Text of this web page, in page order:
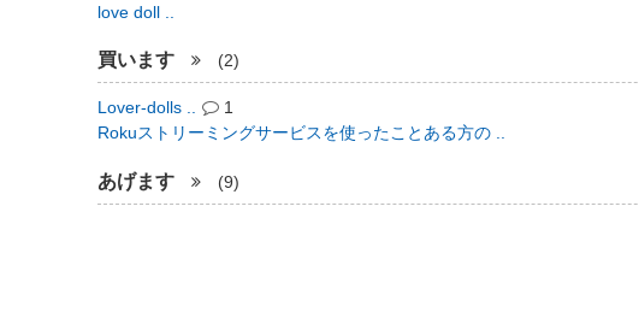
love doll ..
買います (2)
Lover-dolls .. 1
Rokuストリーミングサービスを使ったことある方の ..
あげます (9)